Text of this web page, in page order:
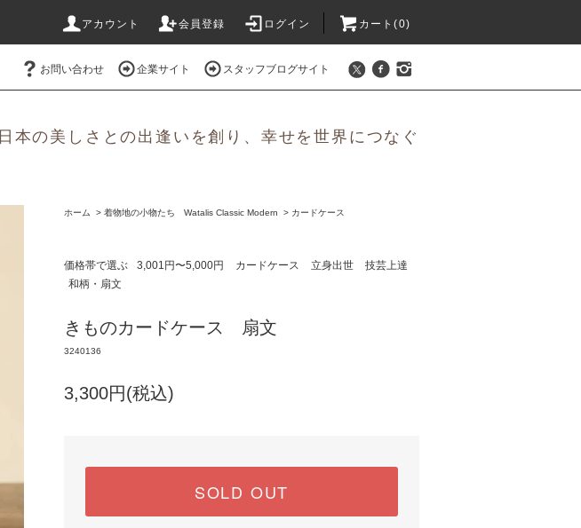
アカウント 会員登録 ログイン カート(0)
お問い合わせ 企業サイト スタッフブログサイト
日本の美しさとの出逢いを創り、幸せを世界につなぐ
ホーム > 着物地の小物たち Watalis Classic Modern > カードケース
価格帯で選ぶ 3,001円〜5,000円 カードケース 立身出世
技芸上達
和柄・扇文
きものカードケース 扇文
3240136
3,300円(税込)
SOLD OUT